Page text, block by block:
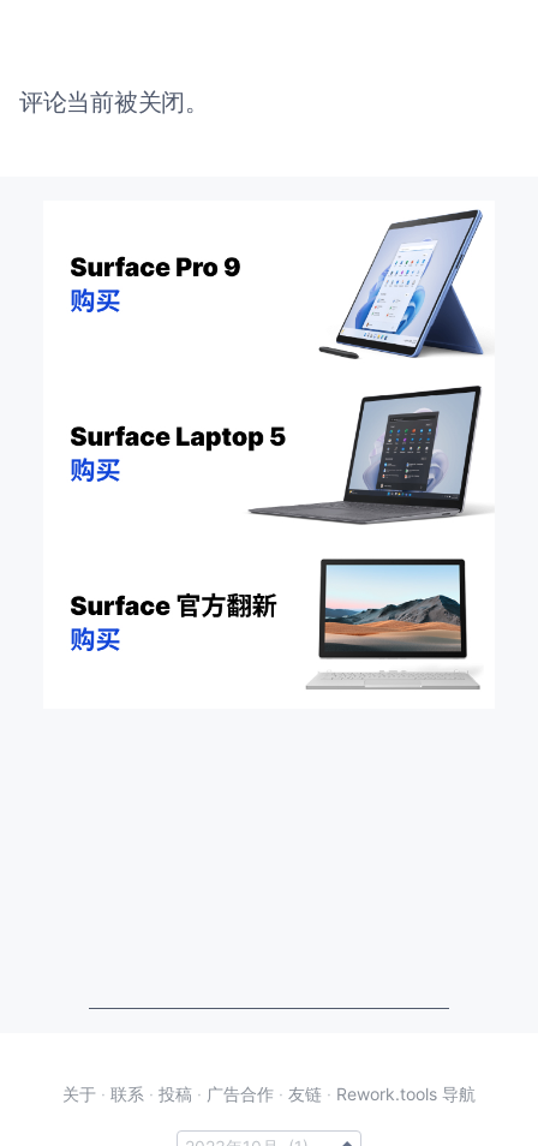
评论当前被关闭。
关于 · 联系 · 投稿 · 广告合作 · 友链 · Rework.tools 导航